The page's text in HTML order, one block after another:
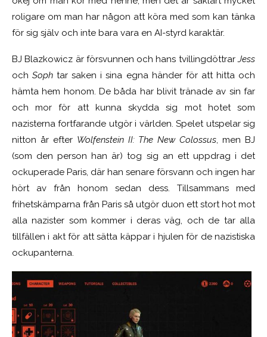
roligare om man har någon att köra med som kan tänka
för sig själv och inte bara vara en AI-styrd karaktär.
BJ Blazkowicz är försvunnen och hans tvillingdöttrarJess
ochSoph tar saken i sina egna händer för att hitta och
hämta hem honom. De båda har blivit tränade av sin far
och mor för att kunna skydda sig mot hotet som
nazisterna fortfarande utgör i världen. Spelet utspelar sig
nitton år efter Wolfenstein II: The New Colossus, men BJ
(som den person han är) tog sig an ett uppdrag i det
ockuperade Paris, där han senare försvann och ingen har
hört av från honom sedan dess. Tillsammans med
frihetskämparna från Paris så utgör duon ett stort hot mot
alla nazister som kommer i deras väg, och de tar alla
tillfällen i akt för att sätta käppar i hjulen för de nazistiska
ockupanterna.